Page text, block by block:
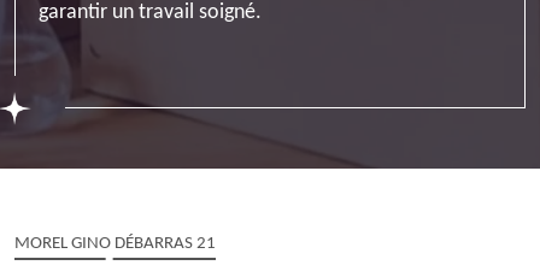
garantir un travail soigné.
MOREL GINO DÉBARRAS 21